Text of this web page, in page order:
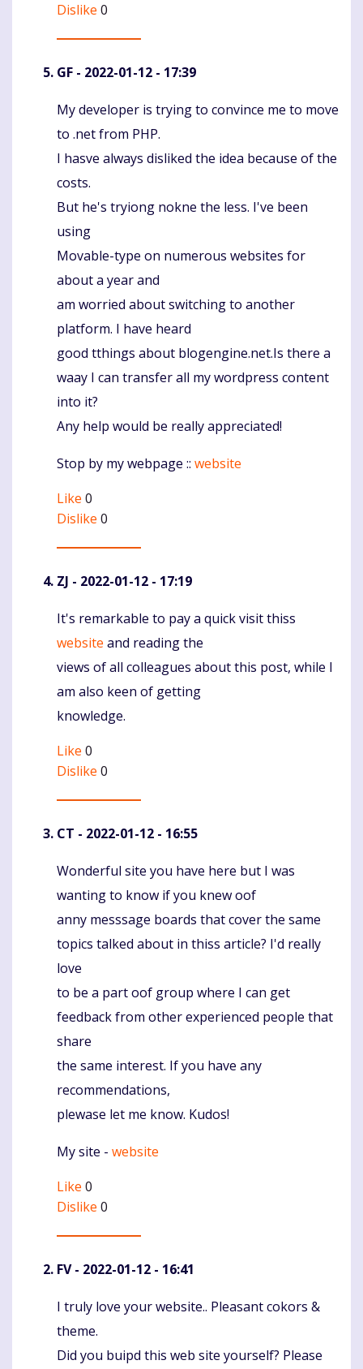
Dislike 0
GF - 2022-01-12 - 17:39
Komentaras
My developer is trying to convince me to move
to .net from PHP.
I hasve always disliked the idea because of the
costs.
But he's tryiong nokne the less. I've been
using
Movable-type on numerous websites for
about a year and
am worried about switching to another
platform. I have heard
good tthings about blogengine.net.Is there a
waay I can transfer all my wordpress content
into it?
Any help would be really appreciated!
Stop by my webpage :: website
Like 0
Dislike 0
ZJ - 2022-01-12 - 17:19
Komentaras
It's remarkable to pay a quick visit thiss
website and reading the
views of all colleagues about this post, while I
am also keen of getting
knowledge.
Like 0
Dislike 0
CT - 2022-01-12 - 16:55
Komentaras
Wonderful site you have here but I was
wanting to know if you knew oof
anny messsage boards that cover the same
topics talked about in thiss article? I'd really
love
to be a part oof group where I can get
feedback from other experienced people that
share
the same interest. If you have any
recommendations,
plewase let me know. Kudos!
My site - website
Like 0
Dislike 0
FV- 2022-01-12 - 16:41
Komentaras
I truly love your website.. Pleasant cokors &
theme.
Did you buipd this web site yourself? Please